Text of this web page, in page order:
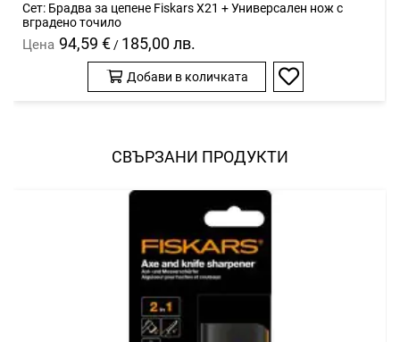
Сет: Брадва за цепене Fiskars Х21 + Универсален нож с
вградено точило
Цена 94,59 €/ 185,00 лв.
Добави в количката
Добави
СВЪРЗАНИ ПРОДУКТИ